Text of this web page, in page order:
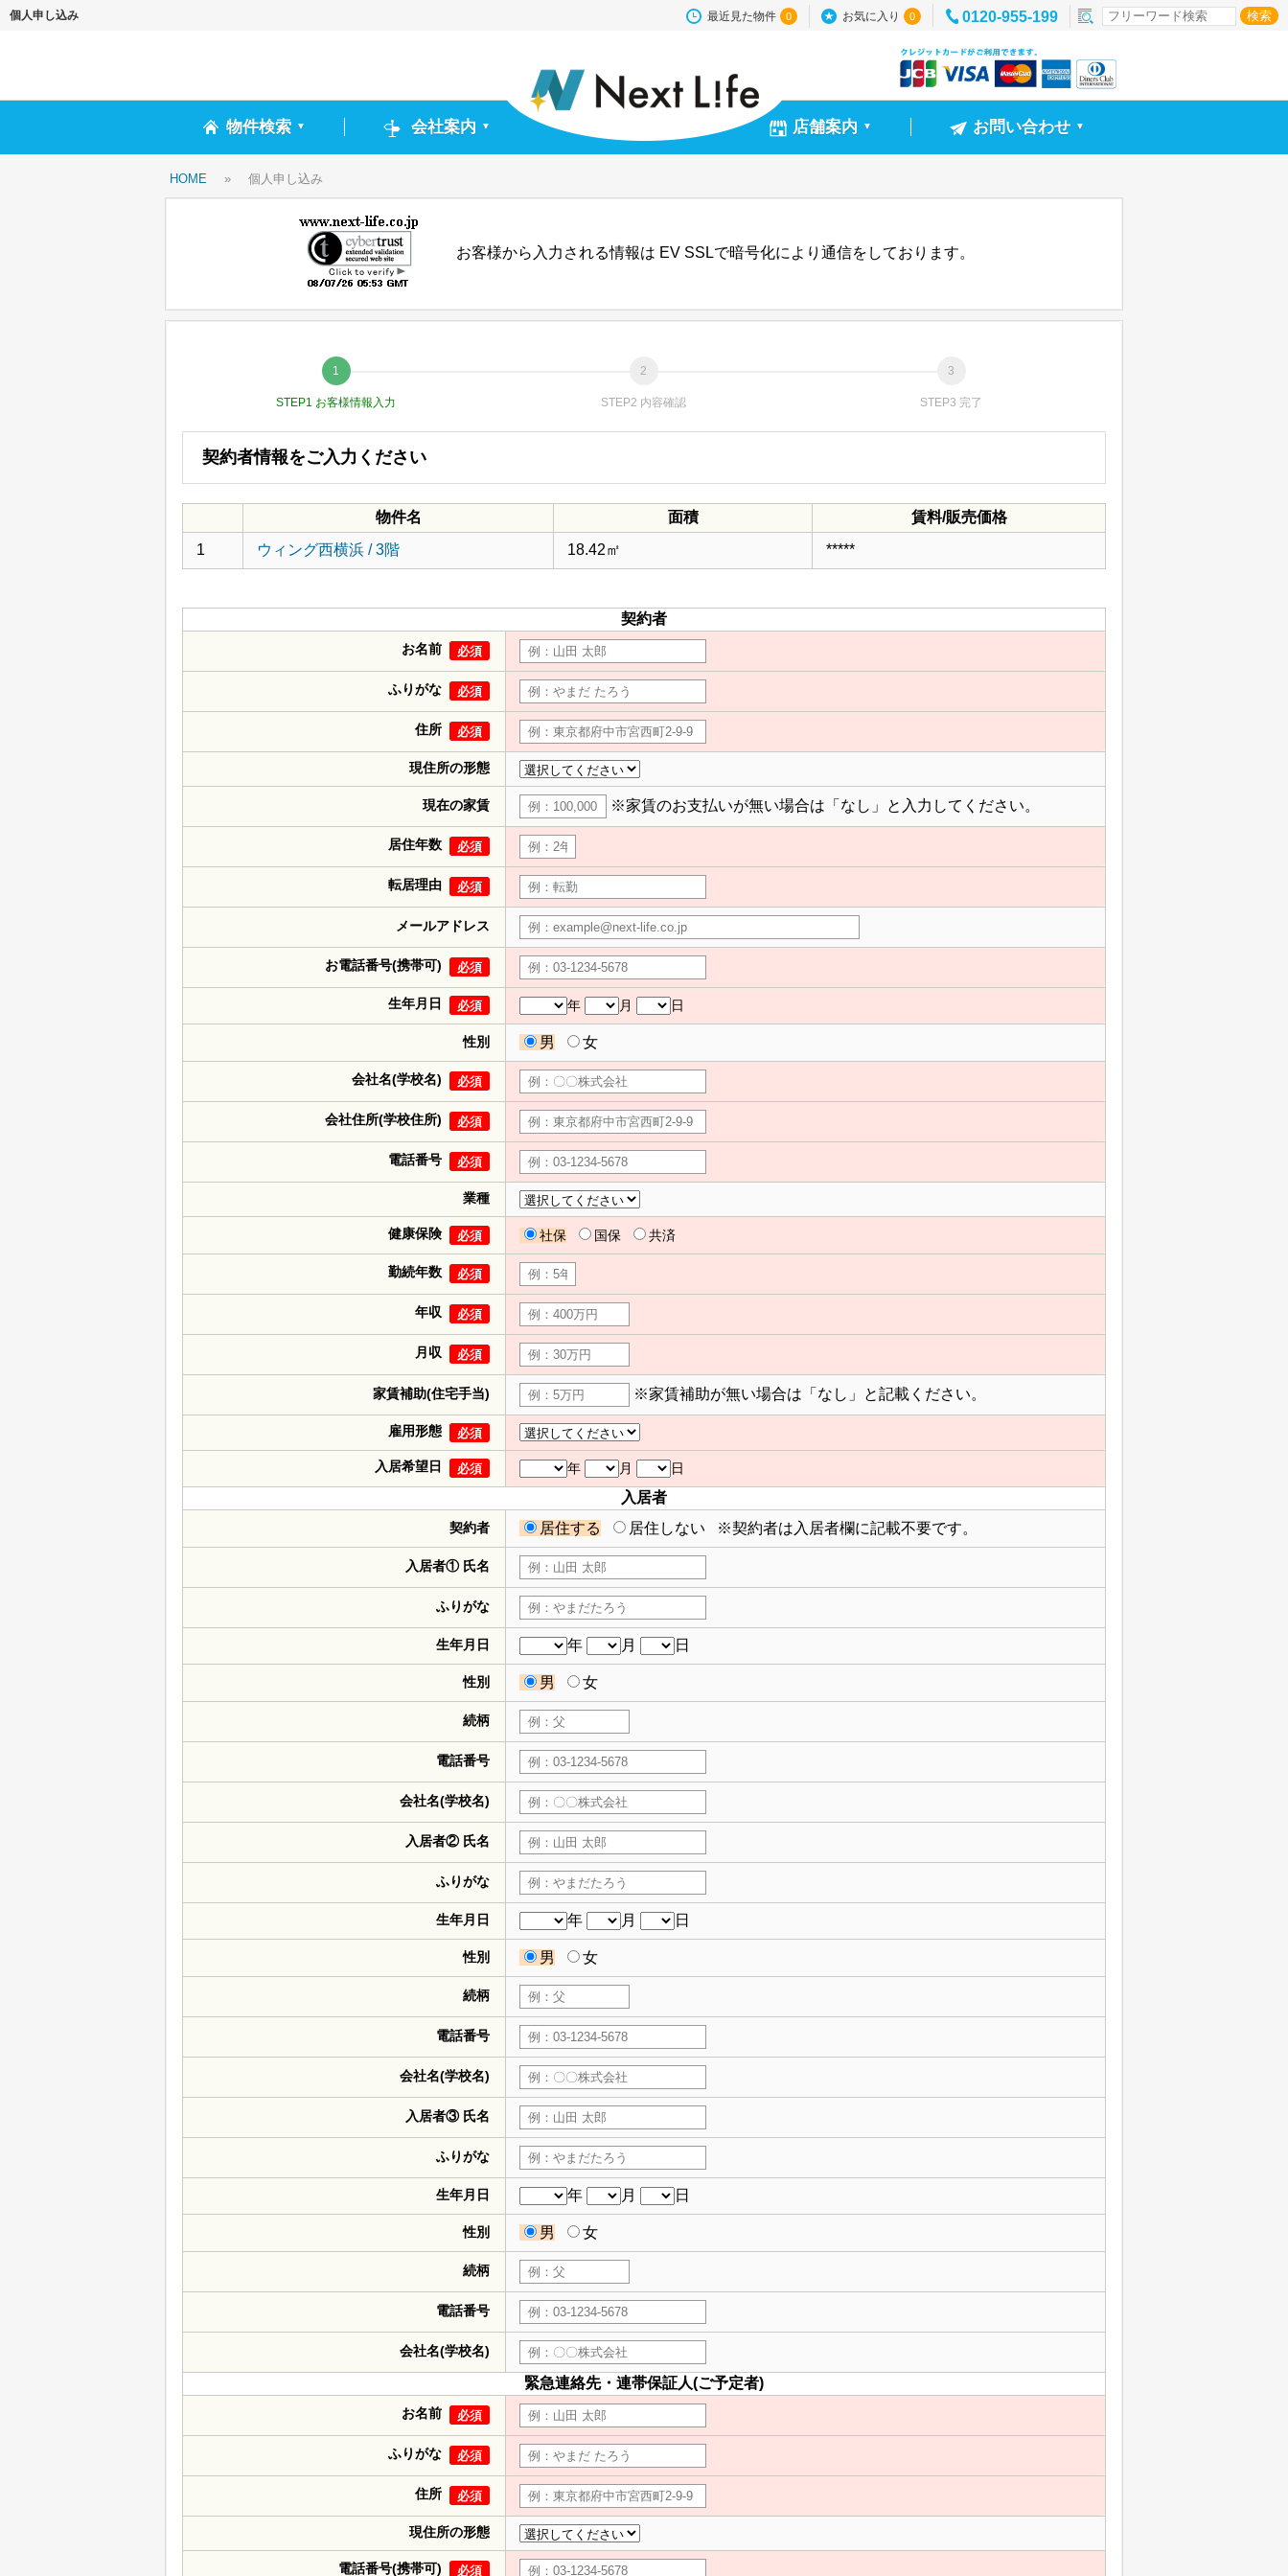
個人申し込み 最近見た物件 0 お気に入り 0 0120-955-199
物件検索 ▼ 会社案内 ▼ 店舗案内 ▼ お問い合わせ ▼
HOME » 個人申し込み
お客様から入力される情報は EV SSLで暗号化により通信をしております。
STEP1 お客様情報入力 STEP2 内容確認 STEP3 完了
契約者情報をご入力ください
物件名 面積
賃料/販売価格
1
ウィング西横浜 / 3階 18.42㎡ *****
契約者
お名前 必須
ふりがな 必須
住所 必須
現住所の形態
現在の家賃 ※家賃のお支払いが無い場合は「なし」と入力してください。
居住年数 必須
転居理由 必須
メールアドレス
お電話番号(携帯可) 必須
生年月日 必須 年 月 日
性別 男 女
会社名(学校名) 必須
会社住所(学校住所) 必須
電話番号 必須
業種
健康保険 必須 社保 国保 共済
勤続年数 必須
年収 必須
月収 必須
家賃補助(住宅手当) ※家賃補助が無い場合は「なし」と記載ください。
雇用形態 必須
入居希望日 必須 年 月 日
入居者
契約者 居住する 居住しない ※契約者は入居者欄に記載不要です。
入居者① 氏名
ふりがな
生年月日 年 月 日
性別 男 女
続柄
電話番号
会社名(学校名)
入居者② 氏名
ふりがな
生年月日 年 月 日
性別 男 女
続柄
電話番号
会社名(学校名)
入居者③ 氏名
ふりがな
生年月日 年 月 日
性別 男 女
続柄
電話番号
会社名(学校名)
緊急連絡先・連帯保証人(ご予定者)
お名前 必須
ふりがな 必須
住所 必須
現住所の形態
電話番号(携帯可) 必須